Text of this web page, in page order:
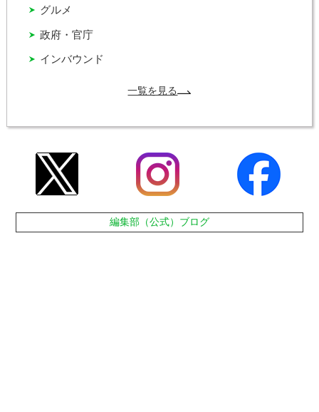
インバウンド
グルメ
政府・官庁
一覧を見る
編集部（公式）ブログ